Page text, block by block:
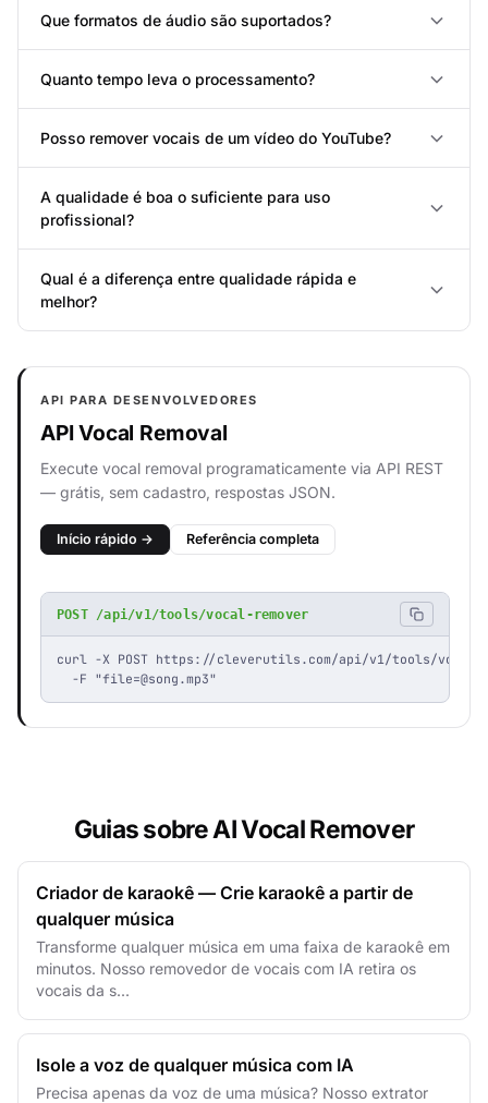
Que formatos de áudio são suportados?
Quanto tempo leva o processamento?
Posso remover vocais de um vídeo do YouTube?
A qualidade é boa o suficiente para uso
profissional?
Qual é a diferença entre qualidade rápida e
melhor?
API PARA DESENVOLVEDORES
API Vocal Removal
Execute vocal removal programaticamente via API REST
— grátis, sem cadastro, respostas JSON.
Início rápido → Referência completa
POST /api/v1/tools/vocal-remover
curl -X POST https://cleverutils.com/api/v1/tools/vocal-
  -F "
file=@song.mp3"
Guias sobre AI Vocal Remover
Criador de karaokê — Crie karaokê a partir de
qualquer música
Transforme qualquer música em uma faixa de karaokê em
minutos. Nosso removedor de vocais com IA retira os
vocais da s...
Isole a voz de qualquer música com IA
Precisa apenas da voz de uma música? Nosso extrator